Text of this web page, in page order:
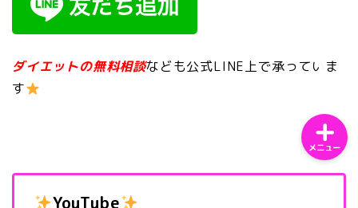
ダイエットの無料相談なども公式LINE上で承っていま
す
YouTube
メニュー